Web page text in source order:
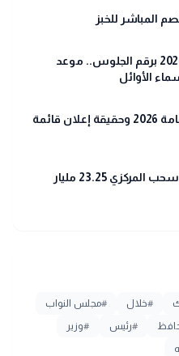
المباشر للخبز
رابط نتيجة الثانوية الأزهرية 2026 برقم الجلوس.. موعد
الأوائل
موعد حسم نتيجة الثانوية العامة 2026 وحقيقة إعلان قائمة
سعر الدولار اليوم بمصر بعد سحب المركزي 23.25 مليار
#خلال #مجلس النواب
#رئيس #وزير